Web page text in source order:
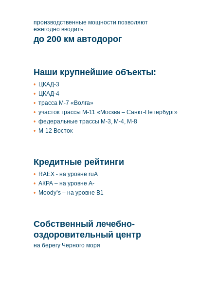
производственные мощности позволяют
ежегодно вводить
до 200 км автодорог
Наши крупнейшие объекты:
ЦКАД-3
ЦКАД-4
трасса М-7 «Волга»
участок трассы М-11 «Москва – Санкт-Петербург»
федеральные трассы М-3, М-4, М-8
М-12 Восток
Кредитные рейтинги
RAEX - на уровне ruA
АКРА – на уровне А-
Moody’s – на уровне В1
Собственный лечебно-
оздоровительный центр
на берегу Черного моря